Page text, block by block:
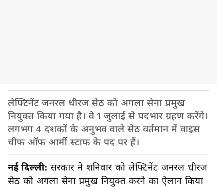
लेफ्टिनेंट जनरल धीरज सेठ को अगला सेना प्रमुख
नियुक्त किया गया है। वे 1 जुलाई से पदभार ग्रहण करेंगे।
लगभग 4 दशकों के अनुभव वाले सेठ वर्तमान में वाइस
चीफ ऑफ आर्मी स्टाफ के पद पर हैं।
नई दिल्ली: सरकार ने शनिवार को लेफ्टिनेंट जनरल धीरज
सेठ को अगला सेना प्रमुख नियुक्त करने का ऐलान किया